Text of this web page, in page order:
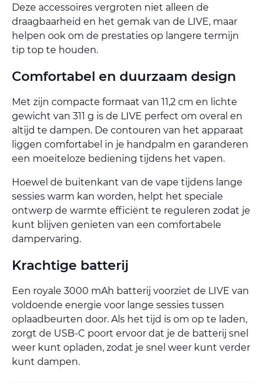
Deze accessoires vergroten niet alleen de
draagbaarheid en het gemak van de LIVE, maar
helpen ook om de prestaties op langere termijn
tip top te houden.
Comfortabel en duurzaam design
Met zijn compacte formaat van 11,2 cm en lichte
gewicht van 311 g is de LIVE perfect om overal en
altijd te dampen. De contouren van het apparaat
liggen comfortabel in je handpalm en garanderen
een moeiteloze bediening tijdens het vapen.
Hoewel de buitenkant van de vape tijdens lange
sessies warm kan worden, helpt het speciale
ontwerp de warmte efficiënt te reguleren zodat je
kunt blijven genieten van een comfortabele
dampervaring.
Krachtige batterij
Een royale 3000 mAh batterij voorziet de LIVE van
voldoende energie voor lange sessies tussen
oplaadbeurten door. Als het tijd is om op te laden,
zorgt de USB-C poort ervoor dat je de batterij snel
weer kunt opladen, zodat je snel weer kunt verder
kunt dampen.